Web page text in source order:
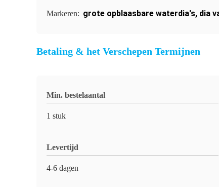
Markeren: grote opblaasbare waterdia's, dia
Betaling & het Verschepen Termijnen
Min. bestelaantal
1 stuk
Levertijd
4-6 dagen